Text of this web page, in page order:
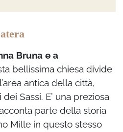
Bruna e a
bellissima chiesa divide
antica della città,
Sassi. E’ una preziosa
parte della storia
Mille in questo stesso